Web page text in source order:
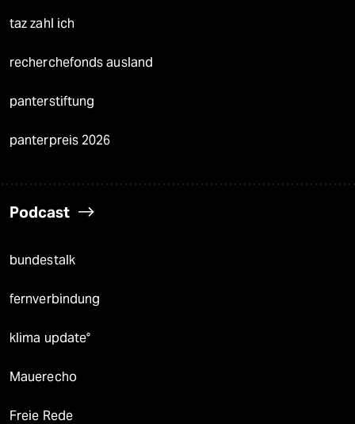
taz zahl ich
recherchefonds ausland
panterstiftung
panterpreis 2026
Podcast
bundestalk
fernverbindung
klima update°
Mauerecho
Freie Rede